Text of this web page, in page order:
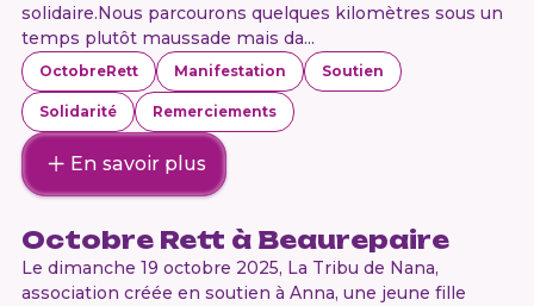
solidaire.Nous parcourons quelques kilomètres sous un
temps plutôt maussade mais da...
OctobreRett Manifestation Soutien
Solidarité Remerciements
En savoir plus
Octobre Rett à Beaurepaire
Le dimanche 19 octobre 2025, La Tribu de Nana,
association créée en soutien à Anna, une jeune fille